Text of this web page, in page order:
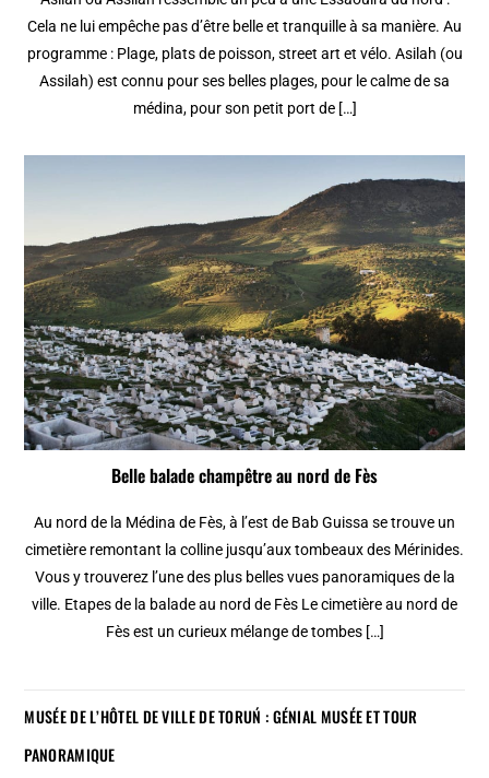
Cela ne lui empêche pas d’être belle et tranquille à sa manière. Au
programme : Plage, plats de poisson, street art et vélo. Asilah (ou
Assilah) est connu pour ses belles plages, pour le calme de sa
médina, pour son petit port de […]
Belle balade champêtre au nord de Fès
Au nord de la Médina de Fès, à l’est de Bab Guissa se trouve un
cimetière remontant la colline jusqu’aux tombeaux des Mérinides.
Vous y trouverez l’une des plus belles vues panoramiques de la
ville. Etapes de la balade au nord de Fès Le cimetière au nord de
Fès est un curieux mélange de tombes […]
MUSÉE DE L’HÔTEL DE VILLE DE TORUŃ : GÉNIAL MUSÉE ET TOUR
PANORAMIQUE